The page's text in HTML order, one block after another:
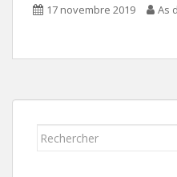
17 novembre 2019 As
Rechercher...